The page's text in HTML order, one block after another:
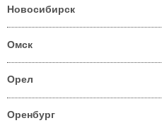
Новосибирск
Омск
Орел
Оренбург